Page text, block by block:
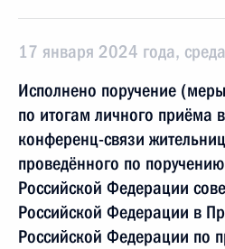
17 января 2024 года, среда
Исполнено поручение
по итогам личного приёма
конференц-связи
проведённого по
Российской Федерации
Российской Федерации в
Российской Федерации по